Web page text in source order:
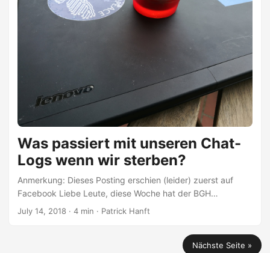
ich noch nicht einmal in der Zeit vor Ort meine Arbeit
ordentlich abschließen konnte (lag nicht an mir)....
Was passiert mit unseren Chat-
Logs wenn wir sterben?
Anmerkung: Dieses Posting erschien (leider) zuerst auf
Facebook Liebe Leute, diese Woche hat der BGH
entschieden, dass in einem bestimmten Fall den Eltern der
ihrer verstorbenen Tochter ermöglicht werden muss. Die
Eltern erhoffen sich dabei Einblick in die Gedankenwelt
July 14, 2018 · 4 min · Patrick Hanft
Nächste Seite »